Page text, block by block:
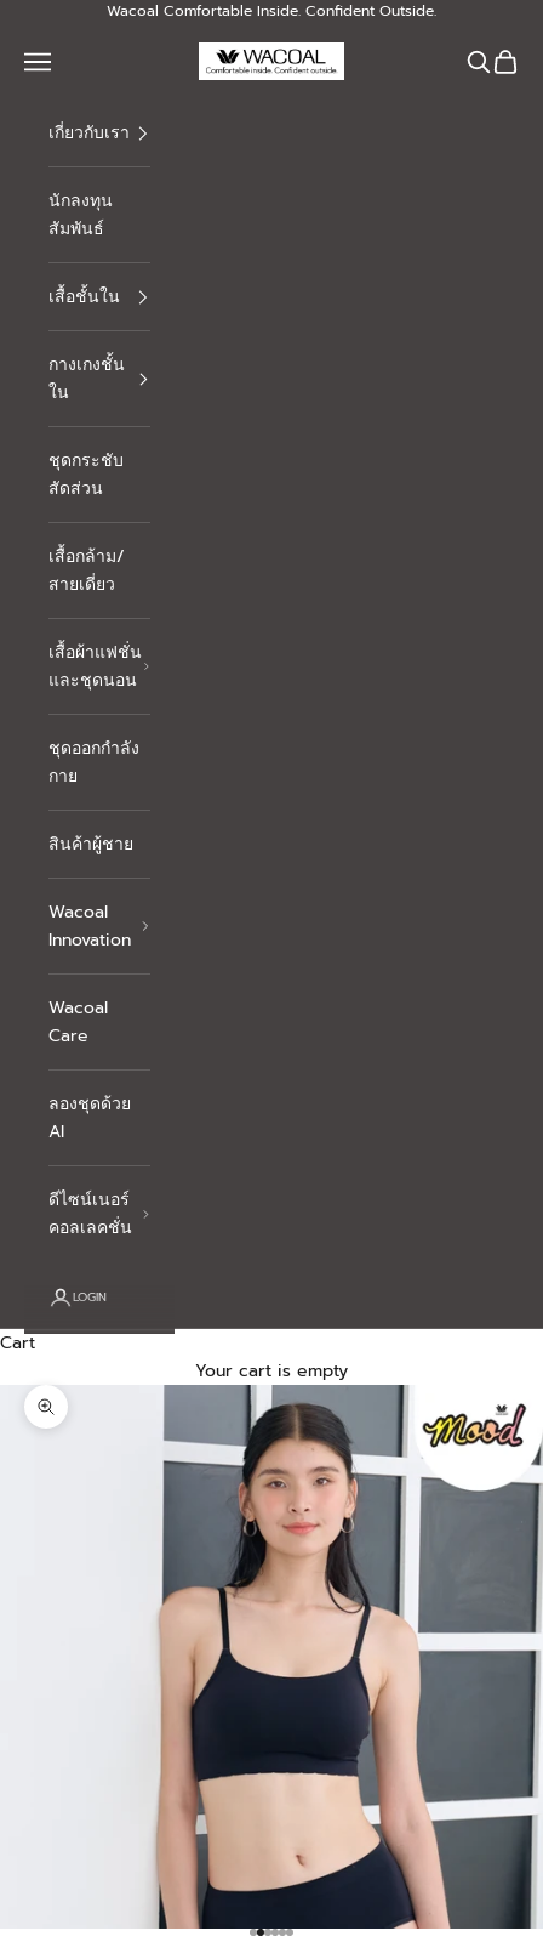
Skip to contentWacoal Comfortable Inside. Confident Outside.
Thai Wacoal Public Company Limited
Navigation menu Search
Cart
เกี่ยวกับเรา
นักลงทุน
สัมพันธ์
เสื้อชั้นใน
กางเกงชั้น
ใน
ชุดกระชับ
สัดส่วน
เสื้อกล้าม/
สายเดี่ยว
เสื้อผ้าแฟชั่น
และชุดนอน
ชุดออกกำลัง
กาย
สินค้าผู้ชาย
Wacoal
Innovation
Wacoal
Care
ลองชุดด้วย
AI
ดีไซน์เนอร์
คอลเลคชั่น
LOGIN
Cart
Your cart is empty
Zoom picture
Go to item 1
Go to item 2
Go to item 3
Go to item 4
Go to item 5
Go to item 6